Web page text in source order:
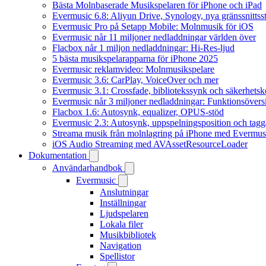
Bästa Molnbaserade Musikspelaren för iPhone och iPad
Evermusic 6.8: Aliyun Drive, Synology, nya
Evermusic Pro på Setapp Mobile: Molnmusik för iOS
Evermusic når 11 miljoner nedladdningar världen över
Flacbox når 1 miljon nedladdningar: Hi-Res-ljud
5 bästa musikspelarapparna för iPhone 2025
Evermusic reklamvideo: Molnmusikspelare
Evermusic 3.6: CarPlay, VoiceOver och mer
Evermusic 3.1: Crossfade, bibliotekssynk och
Evermusic når 3 miljoner nedladdningar:
Flacbox 1.6: Autosynk, equalizer, OPUS-stöd
Evermusic 2.3: Autosynk, uppspelningsposition och
Streama musik från molnlagring på iPhone med
iOS Audio Streaming med AVAssetResourceLoader
Dokumentation
Användarhandbok
Evermusic
Anslutningar
Inställningar
Ljudspelaren
Lokala filer
Musikbibliotek
Navigation
Spellistor